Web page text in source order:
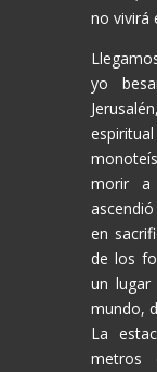
no vivirá
yo
morir a
en
de los
un
mundo,
La
metros